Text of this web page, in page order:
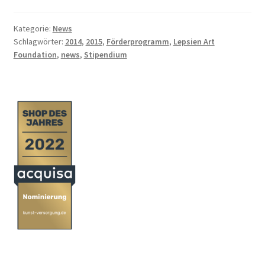
Kategorie: News
Schlagwörter: 2014, 2015, Förderprogramm, Lepsien Art
Foundation, news, Stipendium